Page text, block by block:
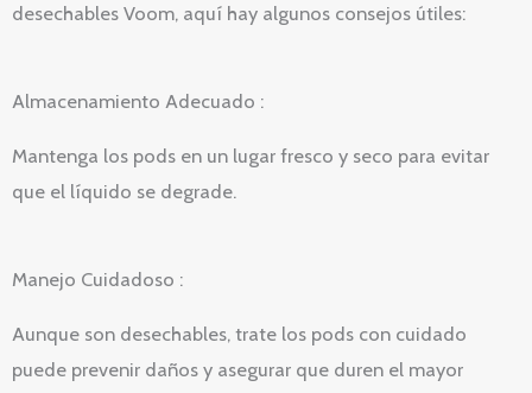
desechables Voom, aquí hay algunos consejos útiles:
Almacenamiento Adecuado :
Mantenga los pods en un lugar fresco y seco para evitar
que el líquido se degrade.
Manejo Cuidadoso :
Aunque son desechables, trate los pods con cuidado
puede prevenir daños y asegurar que duren el mayor